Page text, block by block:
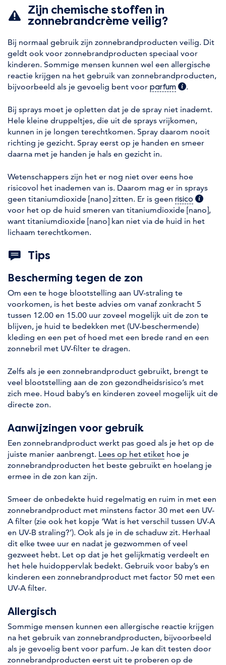
Zijn chemische stoffen in
zonnebrandcrème veilig?
Bij normaal gebruik zijn zonnebrandproducten veilig. Dit
geldt ook voor zonnebrandproducten speciaal voor
kinderen. Sommige mensen kunnen wel een allergische
reactie krijgen na het gebruik van zonnebrandproducten,
bijvoorbeeld als je gevoelig bent voor parfum (extra
.
Bij sprays moet je opletten dat je de spray niet inademt.
Hele kleine druppeltjes, die uit de sprays vrijkomen,
kunnen in je longen terechtkomen. Spray daarom nooit
richting je gezicht. Spray eerst op je handen en smeer
daarna met je handen je hals en gezicht in.
Wetenschappers zijn het er nog niet over eens hoe
risicovol het inademen van is. Daarom mag er in sprays
geen titaniumdioxide [nano] zitten. Er is geen risico (extra
voor het op de huid smeren van titaniumdioxide [nano],
want titaniumdioxide [nano] kan niet via de huid in het
lichaam terechtkomen.
Tips
Bescherming tegen de zon
Om een te hoge blootstelling aan UV-straling te
voorkomen, is het beste advies om vanaf zonkracht 5
tussen 12.00 en 15.00 uur zoveel mogelijk uit de zon te
blijven, je huid te bedekken met (UV-beschermende)
kleding en een pet of hoed met een brede rand en een
zonnebril met UV-filter te dragen.
Zelfs als je een zonnebrandproduct gebruikt, brengt te
veel blootstelling aan de zon gezondheidsrisico’s met
zich mee. Houd baby’s en kinderen zoveel mogelijk uit de
directe zon.
Aanwijzingen voor gebruik
Een zonnebrandproduct werkt pas goed als je het op de
juiste manier aanbrengt. Lees op het etiket hoe je
zonnebrandproducten het beste gebruikt en hoelang je
ermee in de zon kan zijn.
Smeer de onbedekte huid regelmatig en ruim in met een
zonnebrandproduct met minstens factor 30 met een UV-
A filter (zie ook het kopje ‘Wat is het verschil tussen UV-A
en UV-B straling?’). Ook als je in de schaduw zit. Herhaal
dit elke twee uur en nadat je gezwommen of veel
gezweet hebt. Let op dat je het gelijkmatig verdeelt en
het hele huidoppervlak bedekt. Gebruik voor baby’s en
kinderen een zonnebrandproduct met factor 50 met een
UV-A filter.
Allergisch
Sommige mensen kunnen een allergische reactie krijgen
na het gebruik van zonnebrandproducten, bijvoorbeeld
als je gevoelig bent voor parfum. Je kan dit testen door
zonnebrandproducten eerst uit te proberen op de